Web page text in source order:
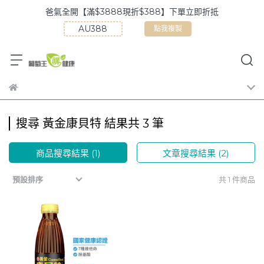
爸氣全開【滿$3888現折$388】下單立即折抵
點我複製
搜尋 黃金康貝特 結果共 3 筆
商品搜尋結果 (1) 文章搜尋結果 (2)
預設排序 共 1 件商品